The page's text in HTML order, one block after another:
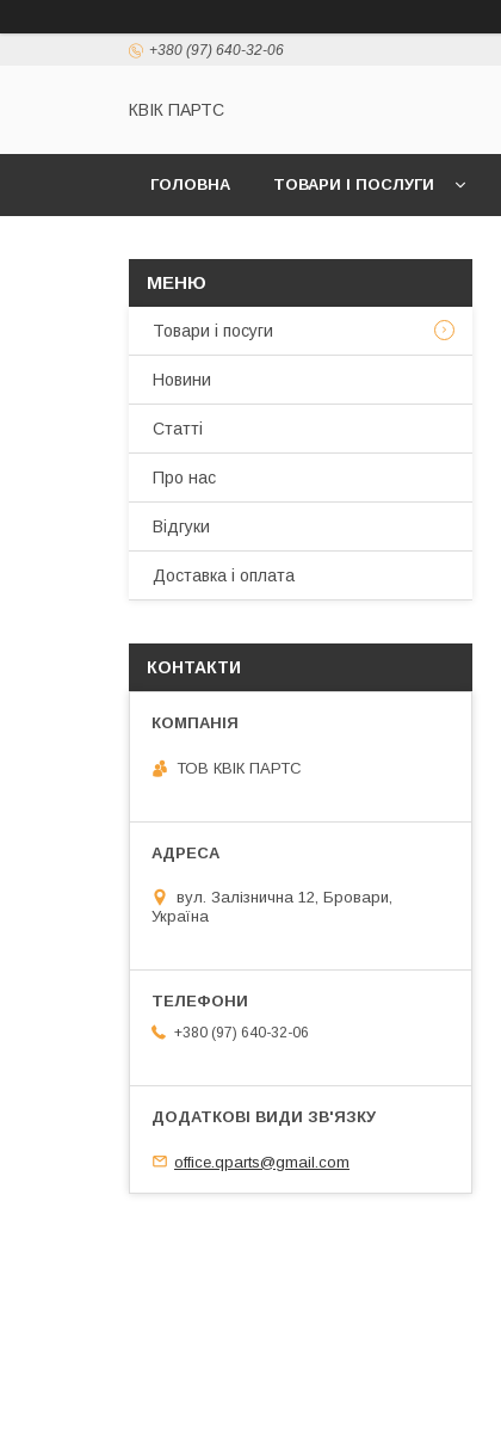
+380 (97) 640-32-06
КВІК ПАРТС
ГОЛОВНА ТОВАРИ І ПОСЛУГИ
Товари і посуги
Новини
Статті
Про нас
Відгуки
Доставка і оплата
КОНТАКТИ
ТОВ КВІК ПАРТС
вул. Залізнична 12, Бровари,
Україна
+380 (97) 640-32-06
office.qparts@gmail.com